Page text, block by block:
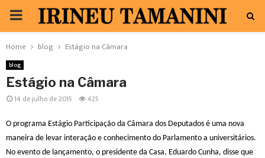
PRIMARY
MENU
Home blog Estágio na Câmara
blog
Estágio na Câmara
14 de julho de 2015 425
O programa Estágio Participação da Câmara dos Deputados é uma nova
maneira de levar interação e conhecimento do Parlamento a universitários.
No evento de lançamento, o presidente da Casa, Eduardo Cunha, disse que